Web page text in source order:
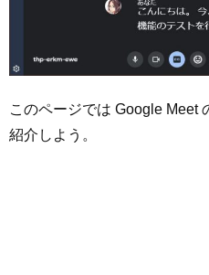
このページでは Google Meet
紹介しよう。